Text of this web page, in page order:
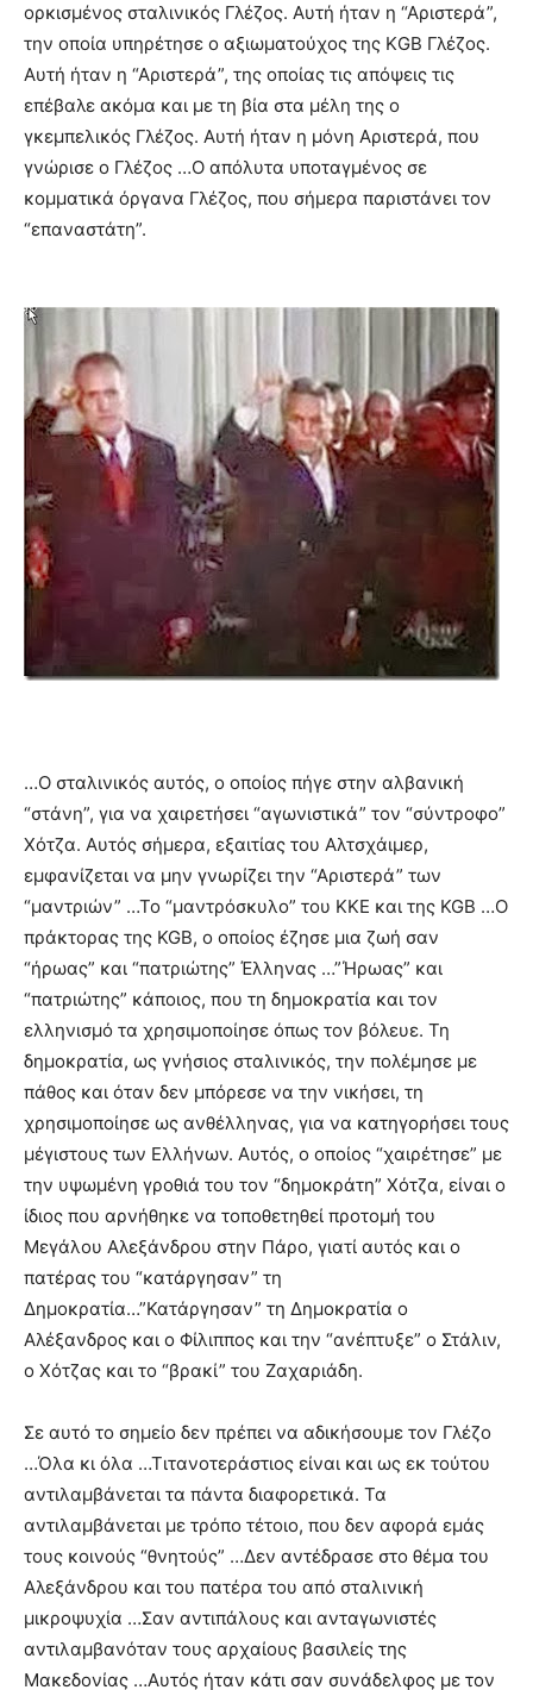
ορκισμένος σταλινικός Γλέζος. Αυτή ήταν η “Αριστερά”,
την οποία υπηρέτησε ο αξιωματούχος της ΚGB Γλέζος.
Αυτή ήταν η “Αριστερά”, της οποίας τις απόψεις τις
επέβαλε ακόμα και με τη βία στα μέλη της ο
γκεμπελικός Γλέζος. Αυτή ήταν η μόνη Αριστερά, που
γνώρισε ο Γλέζος …Ο απόλυτα υποταγμένος σε
κομματικά όργανα Γλέζος, που σήμερα παριστάνει τον
“επαναστάτη”.
…Ο σταλινικός αυτός, ο οποίος πήγε στην αλβανική
“στάνη”, για να χαιρετήσει “αγωνιστικά” τον “σύντροφο”
Χότζα. Αυτός σήμερα, εξαιτίας του Αλτσχάιμερ,
εμφανίζεται να μην γνωρίζει την “Αριστερά” των
“μαντριών” …Το “μαντρόσκυλο” του ΚΚΕ και της KGB …Ο
πράκτορας της KGB, ο οποίος έζησε μια ζωή σαν
“ήρωας” και “πατριώτης” Έλληνας …”Ήρωας” και
“πατριώτης” κάποιος, που τη δημοκρατία και τον
ελληνισμό τα χρησιμοποίησε όπως τον βόλευε. Τη
δημοκρατία, ως γνήσιος σταλινικός, την πολέμησε με
πάθος και όταν δεν μπόρεσε να την νικήσει, τη
χρησιμοποίησε ως ανθέλληνας, για να κατηγορήσει τους
μέγιστους των Ελλήνων. Αυτός, ο οποίος “χαιρέτησε” με
την υψωμένη γροθιά του τον “δημοκράτη” Χότζα, είναι ο
ίδιος που αρνήθηκε να τοποθετηθεί προτομή του
Μεγάλου Αλεξάνδρου στην Πάρο, γιατί αυτός και ο
πατέρας του “κατάργησαν” τη
Δημοκρατία…”Κατάργησαν” τη Δημοκρατία ο
Αλέξανδρος και ο Φίλιππος και την “ανέπτυξε” ο Στάλιν,
ο Χότζας και το “βρακί” του Ζαχαριάδη.
Σε αυτό το σημείο δεν πρέπει να αδικήσουμε τον Γλέζο
…Όλα κι όλα …Τιτανοτεράστιος είναι και ως εκ τούτου
αντιλαμβάνεται τα πάντα διαφορετικά. Τα
αντιλαμβάνεται με τρόπο τέτοιο, που δεν αφορά εμάς
τους κοινούς “θνητούς” …Δεν αντέδρασε στο θέμα του
Αλεξάνδρου και του πατέρα του από σταλινική
μικροψυχία …Σαν αντιπάλους και ανταγωνιστές
αντιλαμβανόταν τους αρχαίους βασιλείς της
Μακεδονίας …Αυτός ήταν κάτι σαν συνάδελφος με τον